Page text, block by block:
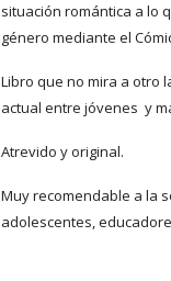
situación romántica a lo
género mediante el
Libro que no mira a otro
actual entre jóvenes  y
Atrevido y original.
Muy recomendable a la
adolescentes,